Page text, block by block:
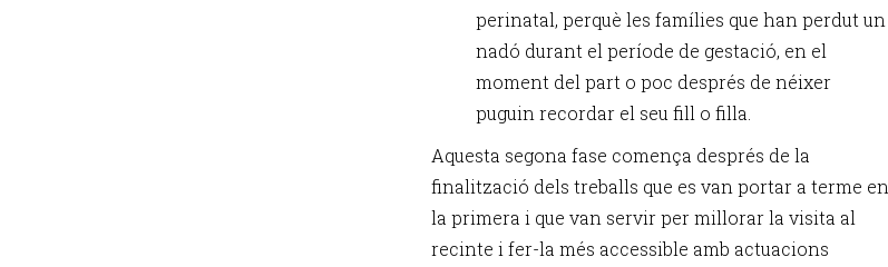
perinatal, perquè les famílies que han perdut un
nadó durant el període de gestació, en el
moment del part o poc després de néixer
puguin recordar el seu fill o filla.
Aquesta segona fase comença després de la
finalització dels treballs que es van portar a terme en
la primera i que van servir per millorar la visita al
recinte i fer-la més accessible amb actuacions